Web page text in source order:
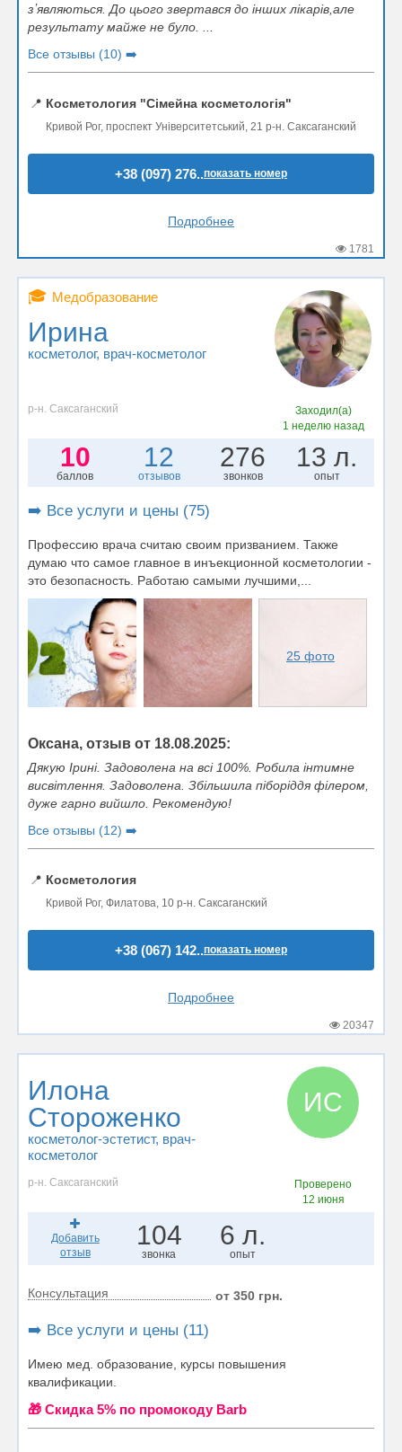
зʼявляються. До цього звертався до інших лікарів,але
результату майже не було. ...
Все отзывы (10) ➡️
📍 Косметология "Сімейна косметологія"
Кривой Рог, проспект Університетський, 21 р-н. Саксаганский
+38 (097) 276..показать номер
Подробнее
1781
🎓 Медобразование
Ирина
косметолог, врач-косметолог
р-н. Саксаганский
Заходил(а)
1 неделю назад
10
баллов
12
отзывов
276
звонков
13 л.
опыт
➡️ Все услуги и цены (75)
Профессию врача считаю своим призванием. Также
думаю что самое главное в инъекционной косметологии -
это безопасность. Работаю самыми лучшими,...
25 фото
Оксана, отзыв от 18.08.2025:
Дякую Ірині. Задоволена на всі 100%. Робила інтимне
висвітлення. Задоволена. Збільшила піборіддя філером,
дуже гарно вийшло. Рекомендую!
Все отзывы (12) ➡️
📍 Косметология
Кривой Рог, Филатова, 10 р-н. Саксаганский
+38 (067) 142..показать номер
Подробнее
20347
Илона
Стороженко
косметолог-эстетист, врач-
косметолог
ИС
р-н. Саксаганский
Проверено
12 июня
Добавить
отзыв
104
звонка
6 л.
опыт
Консультация от 350 грн.
➡️ Все услуги и цены (11)
Имею мед. образование, курсы повышения
квалификации.
🎁 Cкидка 5% по промокоду Barb